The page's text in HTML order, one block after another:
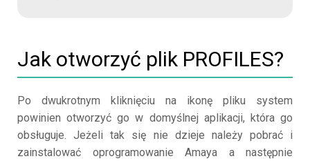
Jak otworzyć plik PROFILES?
Po dwukrotnym kliknięciu na ikonę pliku system
powinien otworzyć go w domyślnej aplikacji, która go
obsługuje. Jeżeli tak się nie dzieje należy pobrać i
zainstalować oprogramowanie Amaya a następnie